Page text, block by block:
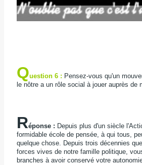
Question 6 : Pensez-vous qu'un
le nôtre a un rôle social à jouer auprès de
Réponse : Depuis plus d'un siècle
formidable école de pensée, à qui tous,
quelque chose. Depuis trois décennies
forces vives de notre famille politique,
branches à avoir conservé votre